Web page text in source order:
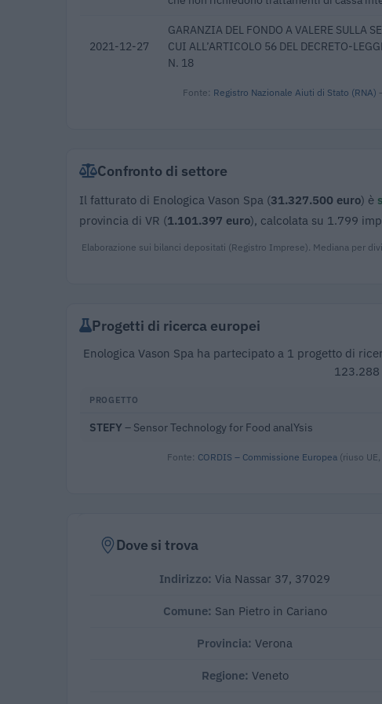
2021-12-27
GARANZIA DEL FONDO A VALERE SULLA
CUI ALL’ARTICOLO 56 DEL DECRETO-
N. 18
Fonte: Registro Nazionale Aiuti di Stato (RNA)
Confronto di settore
Il fatturato di Enologica Vason Spa (31.327.500 euro) è
provincia di VR (1.101.397 euro), calcolata su 1.799
Elaborazione sui bilanci depositati (Registro Imprese). Mediana per
Progetti di ricerca europei
Enologica Vason Spa ha partecipato a 1 progetto di
PROGETTO
STEFY– Sensor Technology for Food analYsis
Fonte: CORDIS – Commissione Europea (riuso
Dove si trova
Indirizzo: Via Nassar 37, 37029
Comune: San Pietro in Cariano
Provincia:Verona
Regione: Veneto